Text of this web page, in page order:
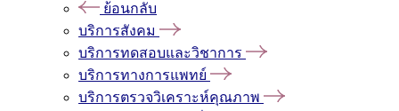
ย้อนกลับ
บริการสังคม
บริการทดสอบและวิชาการ
บริการทางการแพทย์
บริการตรวจวิเคราะห์คุณภาพ